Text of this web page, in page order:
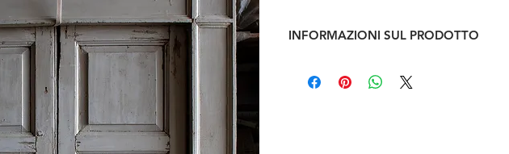
INFORMAZIONI SUL PRODOTTO
Dimensioni max ingombro: L 157 X H 240